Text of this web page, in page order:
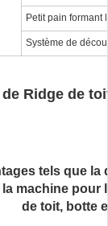
Petit pain formant
Système de
Ridge de
tels que
machine pour
de toit, botte